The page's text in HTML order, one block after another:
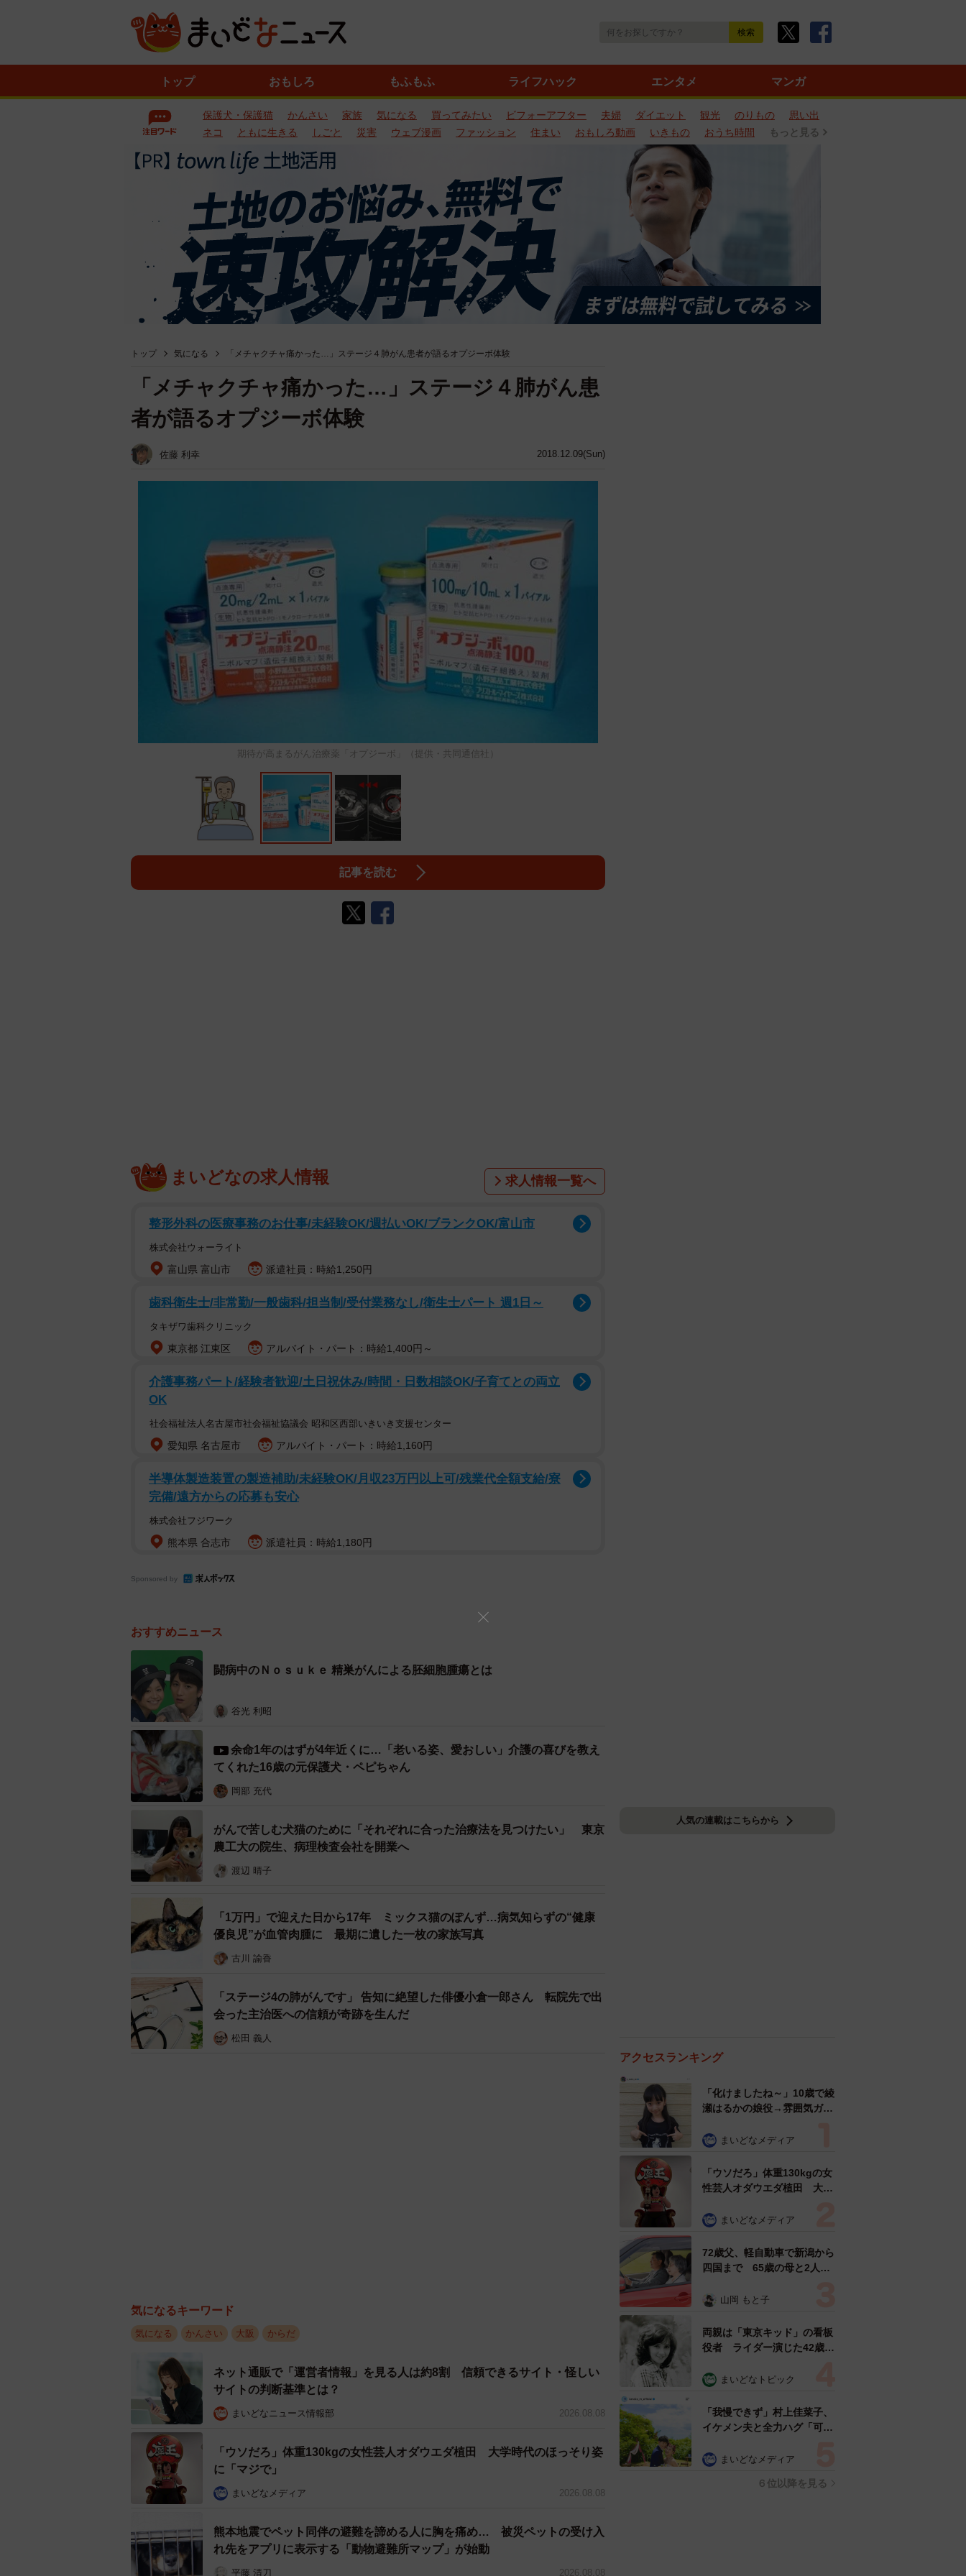
トップ おもしろ もふもふ ライフハック エンタメ マンガ
保護犬・保護猫 かんさい 家族 気になる 買ってみたい ビフォーアフター 夫婦 ダイエット 観光 のりもの
思い出
ネコ
ともに生きる しごと 災害 ウェブ漫画 ファッション 住まい おもしろ動画 いきもの おうち時間 もっと見る
トップ 気になる 「メチャクチャ痛かった…」ステージ４肺がん患者が語るオプジーボ体験
2018.12.09(Sun)
「メチャクチャ痛かった…」ステージ４肺がん患
者が語るオプジーボ体験
佐藤 利幸
期待が高まるがん治療薬「オプジーボ」（提供・共同通信社）
記事を読む
まいどなの求人情報 求人情報一覧へ
整形外科の医療事務のお仕事/未経験OK/週払いOK/ブランクOK/富山市
株式会社ウォーライト
富山県 富山市 派遣社員：時給1,250円
歯科衛生士/非常勤/一般歯科/担当制/受付業務なし/衛生士パート 週1日～
タキザワ歯科クリニック
東京都 江東区 アルバイト・パート：時給1,400円～
介護事務パート/経験者歓迎/土日祝休み/時間・日数相談OK/子育てとの両立
OK
社会福祉法人名古屋市社会福祉協議会 昭和区西部いきいき支援センター
愛知県 名古屋市 アルバイト・パート：時給1,160円
半導体製造装置の製造補助/未経験OK/月収23万円以上可/残業代全額支給/寮
完備/遠方からの応募も安心
株式会社フジワーク
熊本県 合志市 派遣社員：時給1,180円
Sponsored by
おすすめニュース
闘病中のＮｏｓｕｋｅ 精巣がんによる胚細胞腫瘍とは
谷光 利昭
余命1年のはずが4年近くに…「老いる姿、愛おしい」介護の喜びを教え
てくれた16歳の元保護犬・ペピちゃん
岡部 充代
がんで苦しむ犬猫のために「それぞれに合った治療法を見つけたい」 東京
農工大の院生、病理検査会社を開業へ
渡辺 晴子
「1万円」で迎えた日から17年 ミックス猫のぽんず…病気知らずの“健康
優良児”が血管肉腫に 最期に遺した一枚の家族写真
古川 諭香
「ステージ4の肺がんです」 告知に絶望した俳優小倉一郎さん 転院先で出
会った主治医への信頼が奇跡を生んだ
松田 義人
気になるキーワード
気になる かんさい 大阪 からだ
ネット通販で「運営者情報」を見る人は約8割 信頼できるサイト・怪しい
サイトの判断基準とは？
まいどなニュース情報部 2026.08.08
「ウソだろ」体重130kgの女性芸人オダウエダ植田 大学時代のほっそり姿
に「マジで」
まいどなメディア 2026.08.08
熊本地震でペット同伴の避難を諦める人に胸を痛め… 被災ペットの受け入
れ先をアプリに表示する「動物避難所マップ」が始動
平藤 清刀 2026.08.08
人気の連載はこちらから
アクセスランキング
「化けましたね～」10歳で綾
瀬はるかの娘役→雰囲気ガラ
雰囲気が」「宝塚に入れそ
まいどなメディア
「ウソだろ」体重130kgの女
性芸人オダウエダ植田 大学
で」 まいどなメディア
72歳父、軽自動車で新潟から
四国まで 65歳の母と2人で
憩まで分刻み… 「大学生で
山岡 もと子
両親は「東京キッド」の看板
役者 ライダー演じた42歳元
ングフォト」計画を明言
む」
まいどなトピック
「我慢できず」村上佳菜子、
イケメン夫と全力ハグ「可愛
まいどなメディア
６位以降を見る